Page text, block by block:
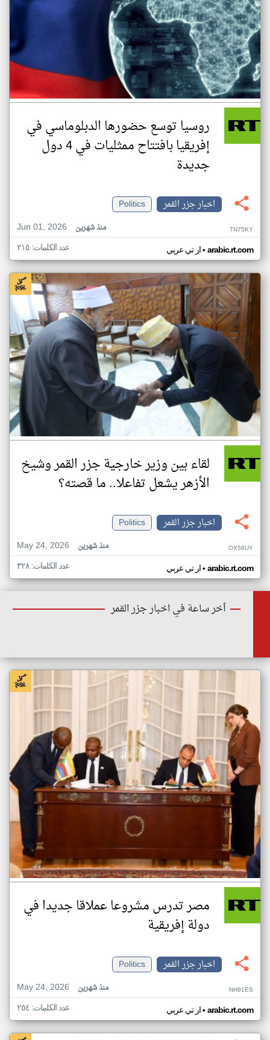
روسيا توسع حضورها الدبلوماسي في
إفريقيا بافتتاح ممثليات في 4 دول
جديدة
اخبار جزر القمر
Politics
Jun 01, 2026
منذ شهرين TN75KY
ار تي عربي• arabic.rt.com عدد الكلمات: ٢١٥
لقاء بين وزير خارجية جزر القمر وشيخ
الأزهر يشعل تفاعلا.. ما قصته؟
اخبار جزر القمر
Politics
May 24, 2026
منذ شهرين OX58UY
ار تي عربي• arabic.rt.com عدد الكلمات: ٣٢٨
أخر ساعة في اخبار جزر القمر
مصر تدرس مشروعا عملاقا جديدا في
دولة إفريقية
اخبار جزر القمر
Politics
May 24, 2026
منذ شهرين NH91ES
ار تي عربي• arabic.rt.com عدد الكلمات: ٢٥٤